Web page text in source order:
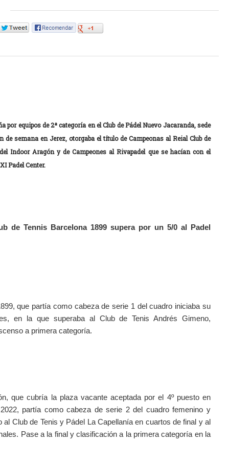
por equipos de 2ª categoría en el Club de Pádel Nuevo Jacaranda, sede
de semana en Jerez, otorgaba el título de Campeonas al Reial Club de
Indoor Aragón y de Campeones al Rivapadel que se hacían con el
Padel Center.
de Tennis Barcelona 1899 supera por un 5/0 al Padel
que partía como cabeza de serie 1 del cuadro iniciaba su
en la que superaba al Club de Tenis Andrés Gimeno,
a primera categoría.
que cubría la plaza vacante aceptada por el 4º puesto en
partía como cabeza de serie 2 del cuadro femenino y
al Club de Tenis y Pádel La Capellanía en cuartos de final y al
Pase a la final y clasificación a la primera categoría en la